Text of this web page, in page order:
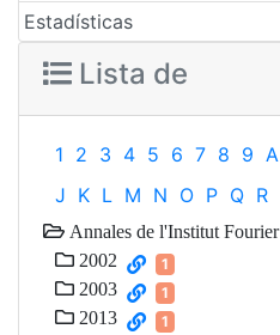
Estadísticas
Lista de
1 2 3 4 5 6 7 8 9 A
J K L M N O P Q R
Annales de l'Institut Fourier
2002 1
2003 1
2013 1